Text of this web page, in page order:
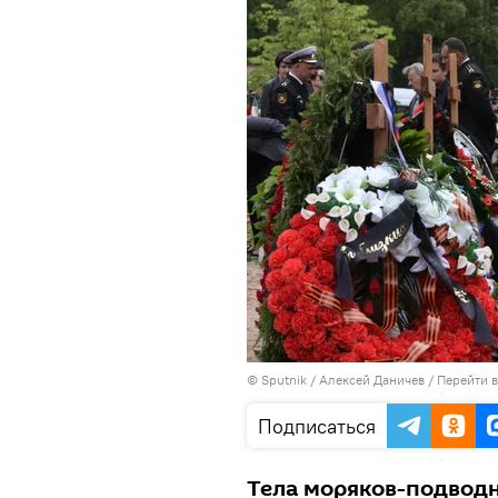
© Sputnik / Алексей Даничев / Перейти
Подписаться
Тела моряков-